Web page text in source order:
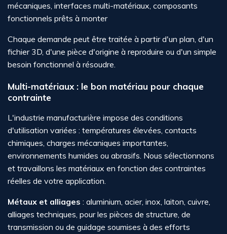
mécaniques, interfaces multi-matériaux, composants
fonctionnels prêts à monter
Chaque demande peut être traitée à partir d'un plan, d'un
fichier 3D, d'une pièce d'origine à reproduire ou d'un simple
besoin fonctionnel à résoudre.
Multi-matériaux : le bon matériau pour chaque
contrainte
L'industrie manufacturière impose des conditions
d'utilisation variées : températures élevées, contacts
chimiques, charges mécaniques importantes,
environnements humides ou abrasifs. Nous sélectionnons
et travaillons les matériaux en fonction des contraintes
réelles de votre application.
Métaux et alliages : aluminium, acier, inox, laiton, cuivre,
alliages techniques, pour les pièces de structure, de
transmission ou de guidage soumises à des efforts